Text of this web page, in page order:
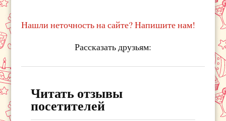
Нашли неточность на сайте? Напишите нам!
Рассказать друзьям:
Читать отзывы
посетителей